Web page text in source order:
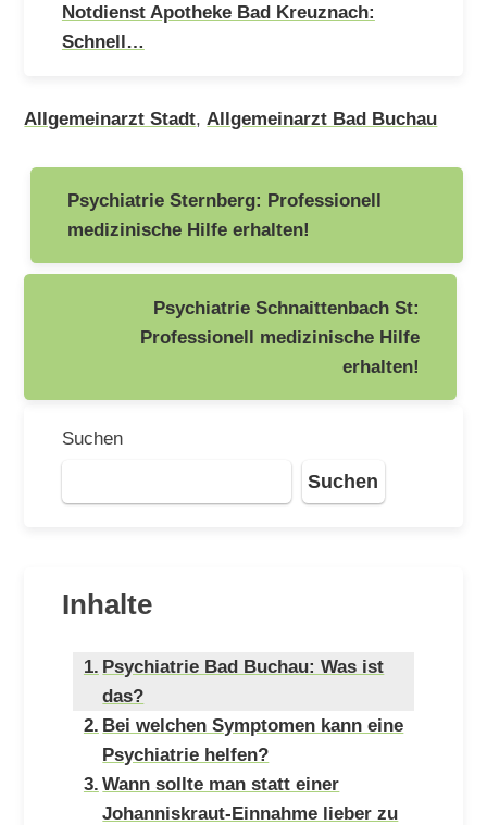
Notdienst Apotheke Bad Kreuznach:
Schnell…
Allgemeinarzt Stadt, Allgemeinarzt Bad Buchau
Beitragsnavigation
Psychiatrie Sternberg: Professionell
medizinische Hilfe erhalten!
Psychiatrie Schnaittenbach St:
Professionell medizinische Hilfe
erhalten!
Suchen
Suchen
Inhalte
Psychiatrie Bad Buchau: Was ist
das?
Bei welchen Symptomen kann eine
Psychiatrie helfen?
Wann sollte man statt einer
Johanniskraut-Einnahme lieber zu